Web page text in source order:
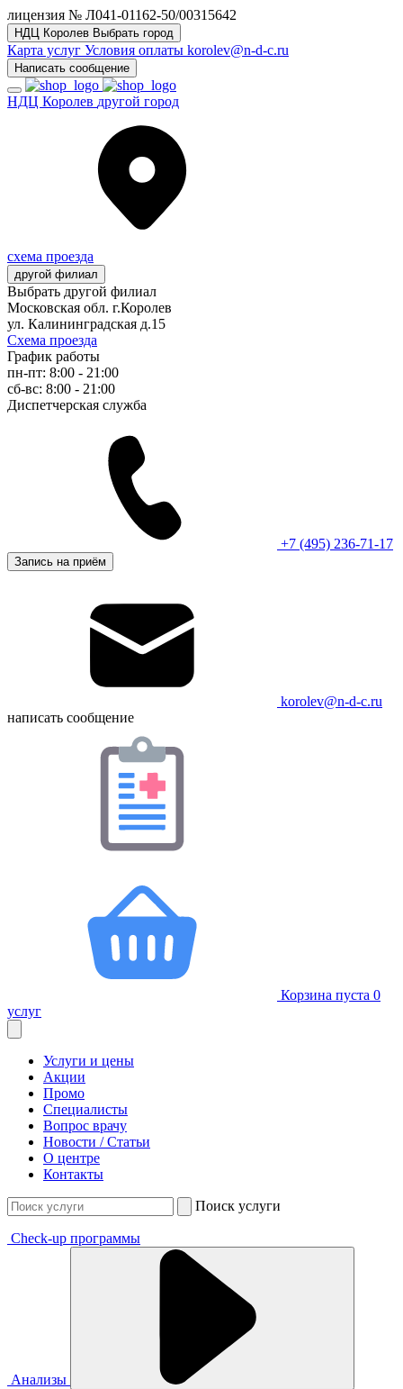
лицензия № Л041-01162-50/00315642
НДЦ Королев Выбрать город
Карта услуг Условия оплаты korolev@n-d-c.ru
Написать сообщение
НДЦ Королев другой город
схема проезда
другой филиал
Выбрать другой филиал
Московская обл. г.Королев
ул. Калининградская д.15
Схема проезда
График работы
пн-пт: 8:00 - 21:00
сб-вс: 8:00 - 21:00
Диспетчерская служба
+7 (495) 236-71-17
Запись на приём
korolev@n-d-c.ru
написать сообщение
Корзина пуста 0
услуг
Услуги и цены
Акции
Промо
Специалисты
Вопрос врачу
Новости / Статьи
О центре
Контакты
Поиск услуги
Check-up программы
Анализы